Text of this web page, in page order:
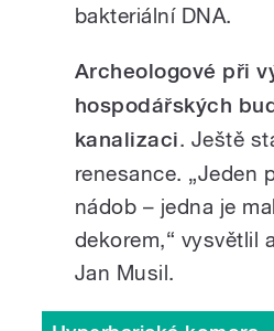
bakteriální DNA.
Archeologové při
hospodářských
kanalizaci. Ještě
renesance. „Jeden
nádob – jedna je
dekorem,“ vysvětlil
Jan Musil.